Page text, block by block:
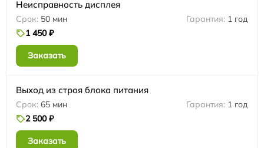
Неисправность дисплея
50 мин
1 год
1 450 ₽
Заказать
Выход из строя блока питания
65 мин
1 год
2 500 ₽
Заказать